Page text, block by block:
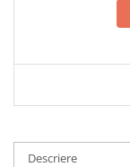
Descriere